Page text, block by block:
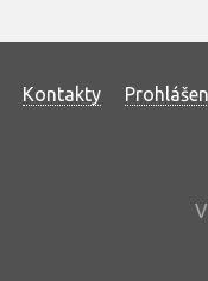
Kontakty